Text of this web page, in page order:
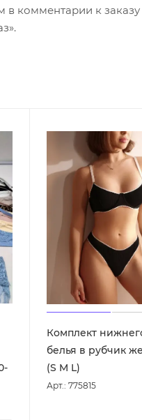
в комментарии к заказу
Комплект
белья в рубчик
(S M L)
Арт.: 775815